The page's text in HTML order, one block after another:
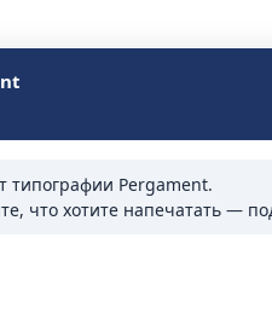
типографии Pergament.
что хотите напечатать —